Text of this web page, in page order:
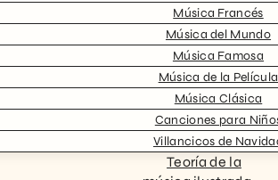
Música Francés
Música del Mundo
Música Famosa
Música de la Película
Música Clásica
Canciones para
Villancicos de
Teoría de la